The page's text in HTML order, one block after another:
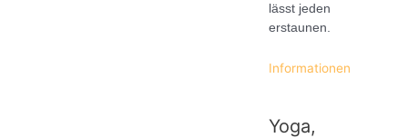
lässt jeden
erstaunen.
Informationen
Yoga,